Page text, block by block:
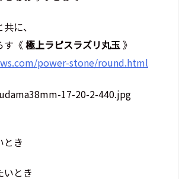
に、
す《極上ラピスラズリ丸玉》
power-stone/round.html
とき
いとき